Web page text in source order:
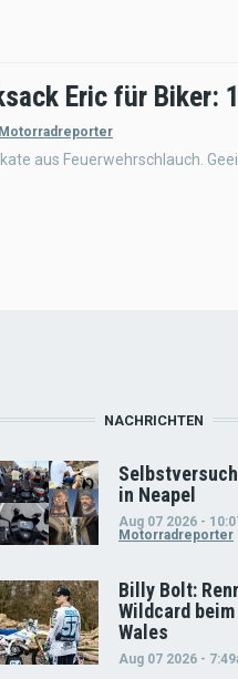
Eric für Biker:
Motorradreporter
aus Feuerwehrschlauch.
NACHRICHTEN
in Neapel
Aug 07 2026 -
Motorradreporter
Billy Bolt:
Wildcard beim
Wales
Aug 07 2026 -